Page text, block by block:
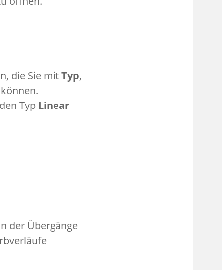
die Sie mitTyp,
Typ Linear
der Übergänge